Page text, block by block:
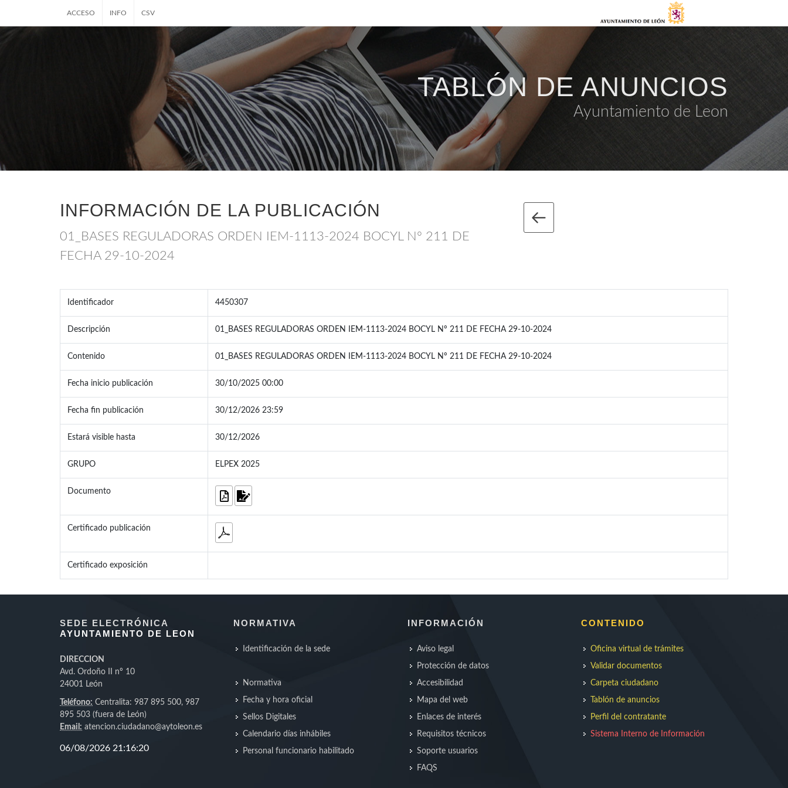
ACCESO INFO CSV
TABLÓN DE ANUNCIOS
Ayuntamiento de Leon
INFORMACIÓN DE LA PUBLICACIÓN
01_BASES REGULADORAS ORDEN IEM-1113-2024 BOCYL Nº 211 DE
FECHA 29-10-2024
Identificador 4450307
Descripción 01_BASES REGULADORAS ORDEN IEM-1113-2024 BOCYL Nº 211 DE FECHA 29-10-2024
Contenido 01_BASES REGULADORAS ORDEN IEM-1113-2024 BOCYL Nº 211 DE FECHA 29-10-2024
Fecha inicio publicación 30/10/2025 00:00
Fecha fin publicación 30/12/2026 23:59
Estará visible hasta 30/12/2026
GRUPO ELPEX 2025
Documento
Certificado publicación
Certificado exposición
SEDE ELECTRÓNICA
AYUNTAMIENTO DE LEON
DIRECCION
Avd. Ordoño II nº 10
24001 León
Teléfono: Centralita: 987 895 500, 987
895 503 (fuera de León)
Email: atencion.ciudadano@aytoleon.es
NORMATIVA
Identificación de la sede
Normativa
Fecha y hora oficial
Sellos Digitales
Calendario días inhábiles
Personal funcionario habilitado
INFORMACIÓN
Aviso legal
Protección de datos
Accesibilidad
Mapa del web
Enlaces de interés
Requisitos técnicos
Soporte usuarios
FAQS
CONTENIDO
Oficina virtual de trámites
Validar documentos
Carpeta ciudadano
Tablón de anuncios
Perfil del contratante
Sistema Interno de Información